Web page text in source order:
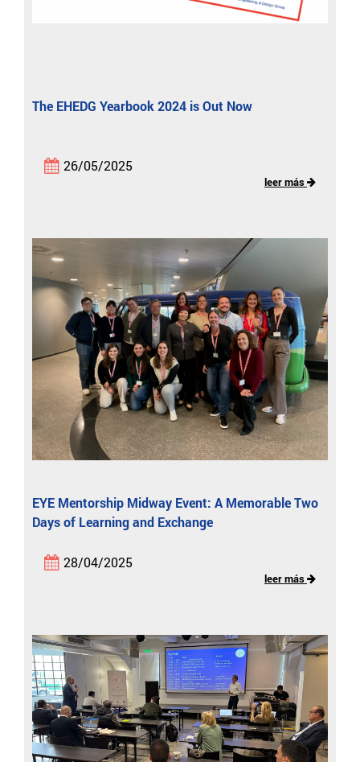
The EHEDG Yearbook 2024 is Out Now
26/05/2025
leer más
EYE Mentorship Midway Event: A Memorable Two
Days of Learning and Exchange
28/04/2025
leer más